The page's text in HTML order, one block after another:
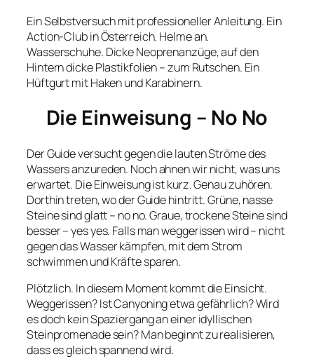
Ein Selbstversuch mit professioneller Anleitung. Ein
Action-Club in Österreich. Helme an.
Wasserschuhe. Dicke Neoprenanzüge, auf den
Hintern dicke Plastikfolien – zum Rutschen. Ein
Hüftgurt mit Haken und Karabinern.
Die Einweisung – No No
Der Guide versucht gegen die lauten Ströme des
Wassers anzureden. Noch ahnen wir nicht, was uns
erwartet. Die Einweisung ist kurz. Genau zuhören.
Dorthin treten, wo der Guide hintritt. Grüne, nasse
Steine sind glatt – no no. Graue, trockene Steine sind
besser – yes yes. Falls man weggerissen wird – nicht
gegen das Wasser kämpfen, mit dem Strom
schwimmen und Kräfte sparen.
Plötzlich. In diesem Moment kommt die Einsicht.
Weggerissen? Ist Canyoning etwa gefährlich? Wird
es doch kein Spaziergang an einer idyllischen
Steinpromenade sein? Man beginnt zu realisieren,
dass es gleich spannend wird.